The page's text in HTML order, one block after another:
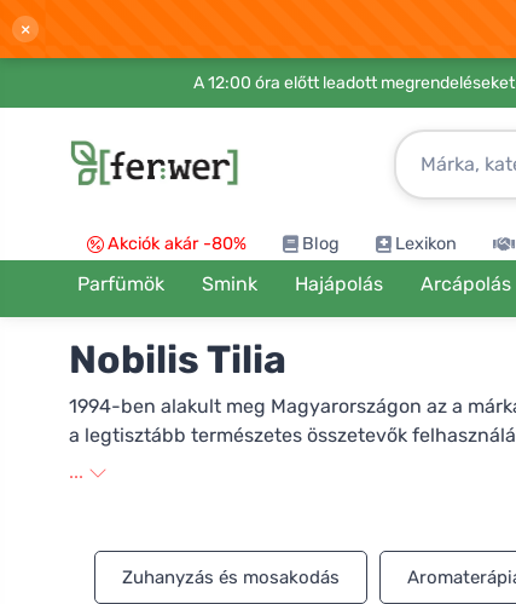
×
A 12:00 óra előtt leadott megrendeléseket
Akciók akár -80% Blog Lexikon
Parfümök Smink Hajápolás Arcápolás
Nobilis Tilia
1994-ben alakult meg Magyarországon az a
a legtisztább természetes összetevők
Minden termék fontos részei az illóolajok. Az
készítésű kozmetikumokhoz is.
...
Zuhanyzás és mosakodás